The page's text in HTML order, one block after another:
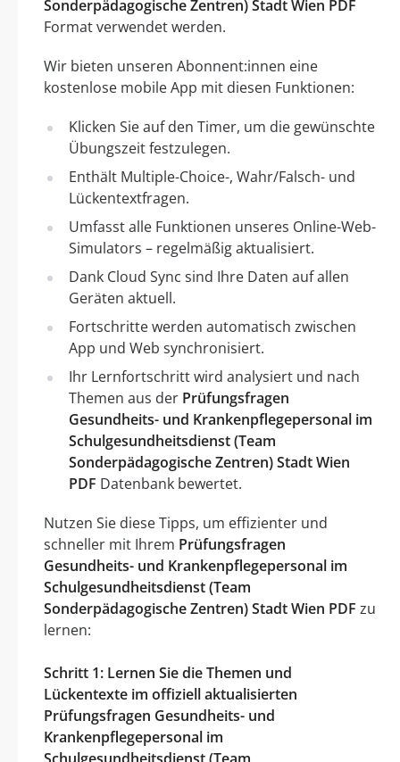
Sonderpädagogische Zentren) Stadt Wien PDF
Format verwendet werden.
Wir bieten unseren Abonnent:innen eine
kostenlose mobile App mit diesen Funktionen:
Klicken Sie auf den Timer, um die gewünschte
Übungszeit festzulegen.
Enthält Multiple-Choice-, Wahr/Falsch- und
Lückentextfragen.
Umfasst alle Funktionen unseres Online-Web-
Simulators – regelmäßig aktualisiert.
Dank Cloud Sync sind Ihre Daten auf allen
Geräten aktuell.
Fortschritte werden automatisch zwischen
App und Web synchronisiert.
Ihr Lernfortschritt wird analysiert und nach
Themen aus der Prüfungsfragen
Gesundheits- und Krankenpflegepersonal im
Schulgesundheitsdienst (Team
Sonderpädagogische Zentren) Stadt Wien
PDF Datenbank bewertet.
Nutzen Sie diese Tipps, um effizienter und
schneller mit Ihrem Prüfungsfragen
Gesundheits- und Krankenpflegepersonal im
Schulgesundheitsdienst (Team
Sonderpädagogische Zentren) Stadt Wien PDF zu
lernen:
Schritt 1: Lernen Sie die Themen und
Lückentexte im offiziell aktualisierten
Prüfungsfragen Gesundheits- und
Krankenpflegepersonal im